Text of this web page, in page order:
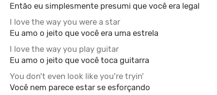
Então eu simplesmente presumi que você era legal
Eu amo o jeito que você era uma estrela
Eu amo o jeito que você toca guitarra
Você nem parece estar se esforçando
I love the way you were a star
I love the way you play guitar
You don't even look like you're tryin'